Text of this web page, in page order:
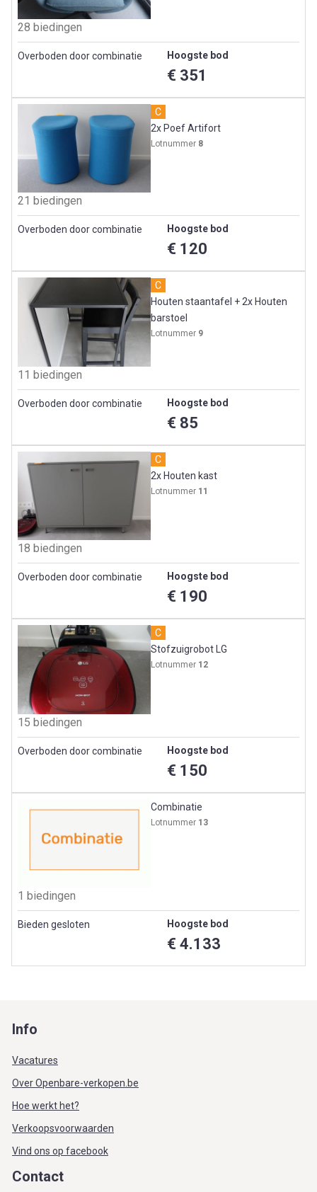
28 biedingen
Overboden door combinatie Hoogste bod
€ 351
C
2x Poef Artifort
Lotnummer 8
21 biedingen
Overboden door combinatie Hoogste bod
€ 120
C
Houten staantafel + 2x Houten
barstoel
Lotnummer 9
11 biedingen
Overboden door combinatie Hoogste bod
€ 85
C
2x Houten kast
Lotnummer 11
18 biedingen
Overboden door combinatie Hoogste bod
€ 190
C
Stofzuigrobot LG
Lotnummer 12
15 biedingen
Overboden door combinatie Hoogste bod
€ 150
Combinatie
Lotnummer 13
1 biedingen
Bieden gesloten Hoogste bod
€ 4.133
Info
Vacatures
Over Openbare-verkopen.be
Hoe werkt het?
Verkoopsvoorwaarden
Vind ons op facebook
Contact